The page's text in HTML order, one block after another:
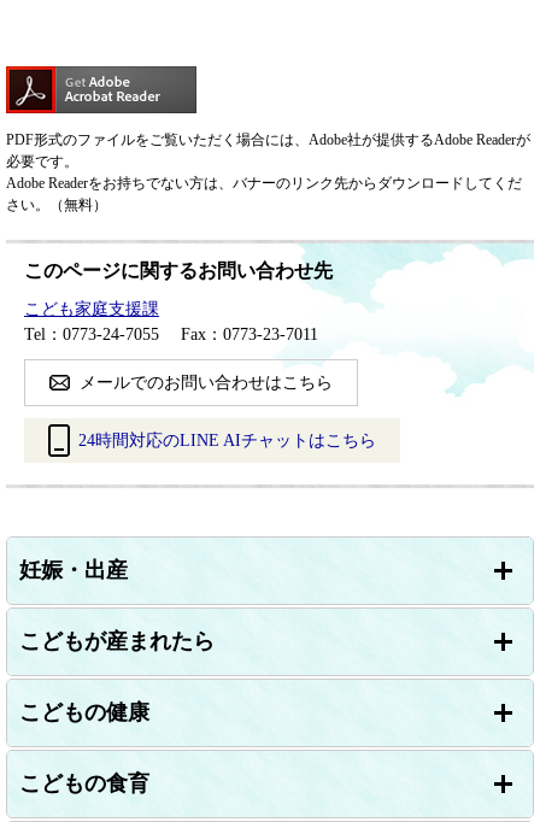
PDF形式のファイルをご覧いただく場合には、Adobe社が提供するAdobe Readerが
必要です。
Adobe Readerをお持ちでない方は、バナーのリンク先からダウンロードしてくだ
さい。（無料）
このページに関するお問い合わせ先
こども家庭支援課
Tel：0773-24-7055
Fax：0773-23-7011
メールでのお問い合わせはこちら
24時間対応のLINE AIチャットはこちら
ン
ク
妊娠・出産
こどもが産まれたら
こどもの健康
こどもの食育